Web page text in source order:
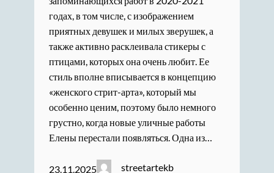
годах, в том числе, с изображением
приятных девушек и милых зверушек, а
также активно расклеивала стикеры с
птицами, которых она очень любит. Ее
стиль вполне вписывается в концепцию
«женского стрит-арта», который мы
особенно ценим, поэтому было немного
грустно, когда новые уличные работы
Елены перестали появляться. Одна из…
23.11.2025 streetartekb